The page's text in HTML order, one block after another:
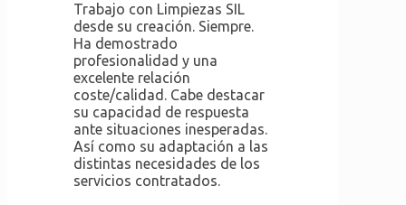
Trabajo con Limpiezas SIL
desde su creación. Siempre.
Ha demostrado
profesionalidad y una
excelente relación
coste/calidad. Cabe destacar
su capacidad de respuesta
ante situaciones inesperadas.
Así como su adaptación a las
distintas necesidades de los
servicios contratados.